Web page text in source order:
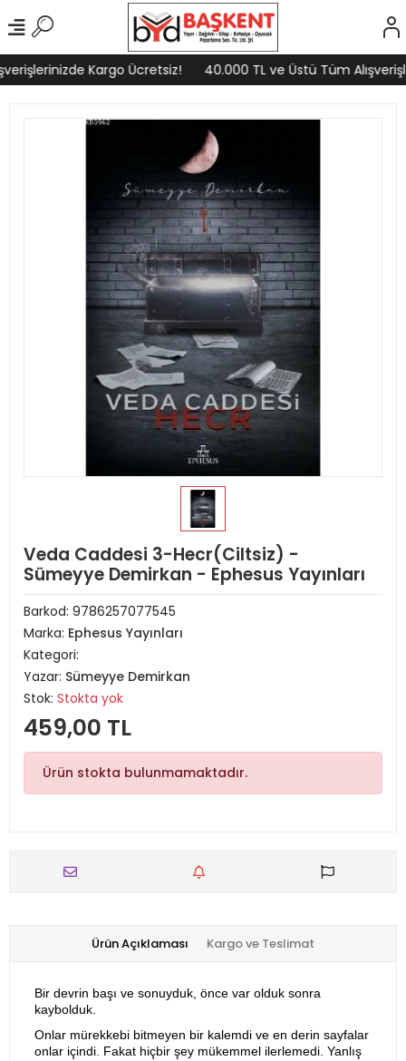
Kargo Ücretsiz! 40.000 TL ve Üstü Tüm
Veda Caddesi 3-Hecr(Ciltsiz) -
Sümeyye Demirkan - Ephesus Yayınları
Barkod: 9786257077545
Marka: Ephesus Yayınları
Kategori:
Yazar: Sümeyye Demirkan
Stok: Stokta yok
459,00 TL
Ürün stokta bulunmamaktadır.
Ürün Açıklaması Kargo ve Teslimat
Bir devrin başı ve sonuyduk, önce var olduk sonra
kaybolduk.
Onlar mürekkebi bitmeyen bir kalemdi ve en derin sayfalar
onlar içindi. Fakat hiçbir şey mükemmel ilerlemedi. Yanlış